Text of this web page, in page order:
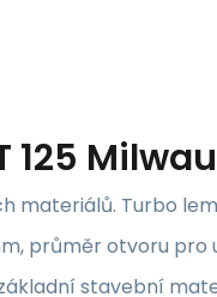
125
materiálů. Turbo
průměr otvoru pro
stavební